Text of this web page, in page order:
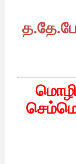
த.தே.பே